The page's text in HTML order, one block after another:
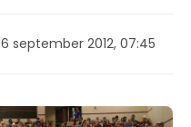
6 september 2012, 07:45